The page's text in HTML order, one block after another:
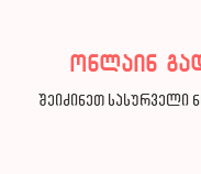
ონლაინ
შეიძინეთ სასურველი